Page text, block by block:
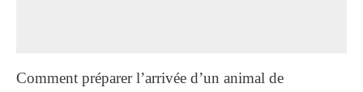
Comment préparer l’arrivée d’un animal de